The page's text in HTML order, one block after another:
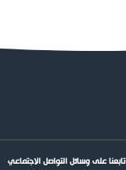
تابعنا على وسائل التواصل الاجتماعي